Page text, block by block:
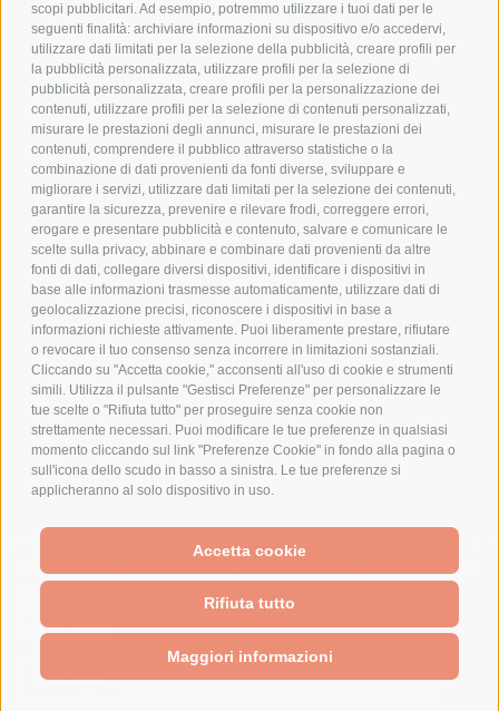
scopi pubblicitari. Ad esempio, potremmo utilizzare i tuoi dati per le
seguenti finalità: archiviare informazioni su dispositivo e/o accedervi,
utilizzare dati limitati per la selezione della pubblicità, creare profili per
la pubblicità personalizzata, utilizzare profili per la selezione di
pubblicità personalizzata, creare profili per la personalizzazione dei
contenuti, utilizzare profili per la selezione di contenuti personalizzati,
misurare le prestazioni degli annunci, misurare le prestazioni dei
contenuti, comprendere il pubblico attraverso statistiche o la
combinazione di dati provenienti da fonti diverse, sviluppare e
migliorare i servizi, utilizzare dati limitati per la selezione dei contenuti,
garantire la sicurezza, prevenire e rilevare frodi, correggere errori,
erogare e presentare pubblicità e contenuto, salvare e comunicare le
scelte sulla privacy, abbinare e combinare dati provenienti da altre
fonti di dati, collegare diversi dispositivi, identificare i dispositivi in
base alle informazioni trasmesse automaticamente, utilizzare dati di
geolocalizzazione precisi, riconoscere i dispositivi in base a
informazioni richieste attivamente. Puoi liberamente prestare, rifiutare
o revocare il tuo consenso senza incorrere in limitazioni sostanziali.
Cliccando su "Accetta cookie," acconsenti all'uso di cookie e strumenti
simili. Utilizza il pulsante "Gestisci Preferenze" per personalizzare le
tue scelte o "Rifiuta tutto" per proseguire senza cookie non
strettamente necessari. Puoi modificare le tue preferenze in qualsiasi
momento cliccando sul link "Preferenze Cookie" in fondo alla pagina o
sull'icona dello scudo in basso a sinistra. Le tue preferenze si
applicheranno al solo dispositivo in uso.
Accetta cookie
Rifiuta tutto
Maggiori informazioni
POLICY
PRIVACY POLICY
COOKIE POLICY
PAGAMENTI SICURI
AZIENDA
CHI SIAMO
MARCHI TRATTATI
CONDOMINI
Bonifico
Bancario
SPESA ELETTRICA SOCIETA CONSORTILE A RESPONSABILITA LIMITATA - VIALE
MILANOFIORI, STRADA 4 - PALAZZO A5 20057, ASSAGO MILANO - PARTITA IVA
Powered byBigCommerce
Created byLone Star Templates
© 2026 Spesa Elettrica
We use cookies (and other similar technologies) to collect data
to improve your shopping experience.
By using our website,
you're agreeing to the collection of data as described in our
Privacy Policy.
Settings Reject all Accept All Cookies